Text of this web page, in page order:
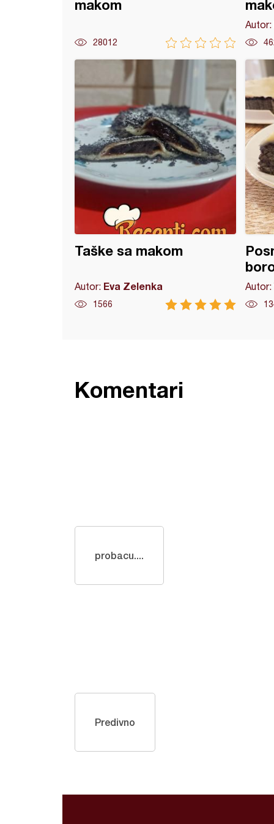
makom
28012
Autor:
Taške sa makom
Autor: Eva Zelenka
1566
Autor:
Komentari
probacu....
Predivno